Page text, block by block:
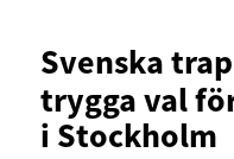
Svenska
trygga val
i Stockholm